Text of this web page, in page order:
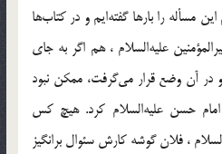
مسأله را بارها گفته‌ایم و در کتاب‌ها
علیه‌السلام ، هم اگر به جای
در آن وضع قرار می‌گرفت، ممکن نبود
حسن علیه‌السلام کرد. هیچ کس
، فلان گوشه کارش سئوال برانگیز